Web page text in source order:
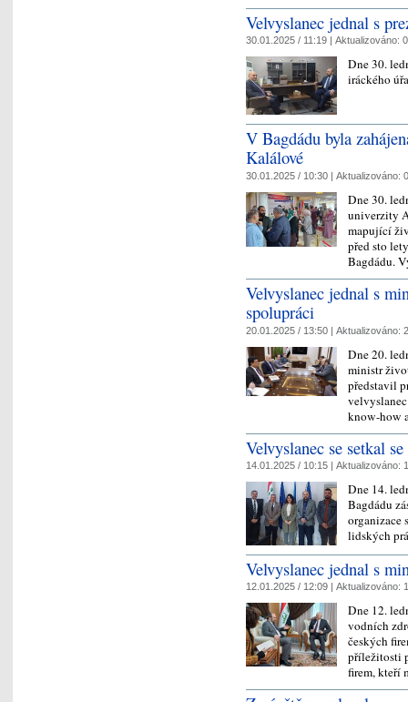
Velvyslanec jednal s
30.01.2025 / 11:19 | Aktualizováno:
Dne 30.
iráckého
V Bagdádu byla
Kalálové
30.01.2025 / 10:30 | Aktualizováno:
Dne 30.
univerzity
mapující
před sto
Bagdádu.
Velvyslanec jednal s
spolupráci
20.01.2025 / 13:50 | Aktualizováno:
Dne 20.
ministr
představil
know-how
Velvyslanec se setkal
14.01.2025 / 10:15 | Aktualizováno:
Dne 14.
Bagdádu
organizace
lidských
Velvyslanec jednal s
12.01.2025 / 12:09 | Aktualizováno:
Dne 12.
vodních
českých
příležitosti
firem,